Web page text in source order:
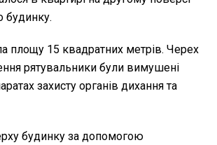
будинку.
площу 15 квадратних метрів. Черех
рятувальники були вимушені
захисту органів дихання та
будинку за допомогою